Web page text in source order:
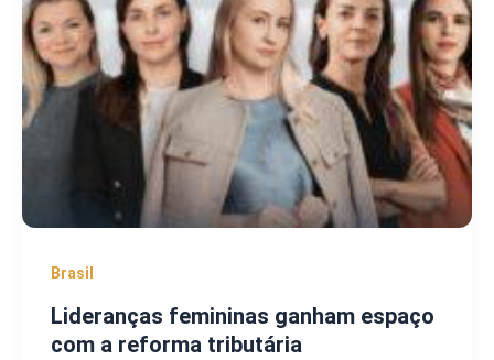
Brasil
Lideranças femininas ganham espaço
com a reforma tributária